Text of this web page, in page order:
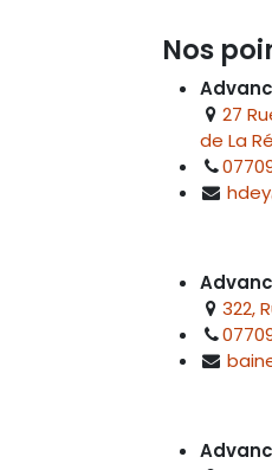
Nos
27
de La
322,